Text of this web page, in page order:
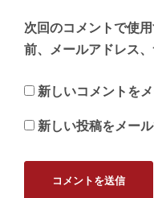
次回のコメントで使
前、メールアドレス、
新しいコメントを
新しい投稿をメー